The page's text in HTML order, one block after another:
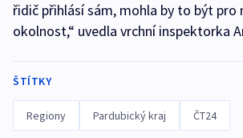
řidič přihlásí sám, mohla by to být pro
okolnost,“ uvedla vrchní inspektorka
ŠTÍTKY
Regiony Pardubický kraj ČT24